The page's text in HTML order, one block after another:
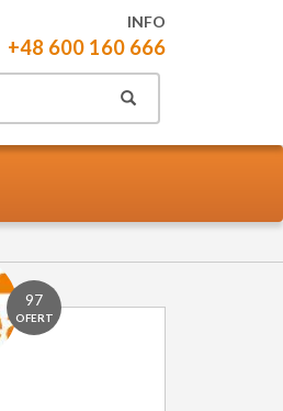
INFO
+48 600 160 666
97
OFERT